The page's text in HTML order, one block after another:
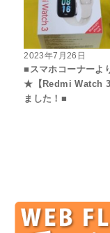
2023年7月26日
■スマホコーナーよ
★【Redmi Watch 3
ました！■